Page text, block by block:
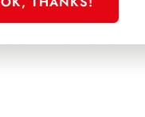
SFORZESCO ITALIA 1992
SCALFARO PAGINE 2+1